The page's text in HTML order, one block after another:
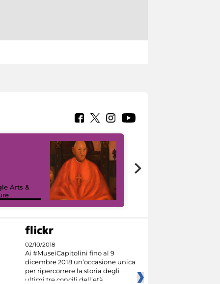
Arts &
02/10/2018
Ai #MuseiCapitolini fino al 9
dicembre 2018 un’occasione unica
per ripercorrere la storia degli
ultimi tre concili dell’età